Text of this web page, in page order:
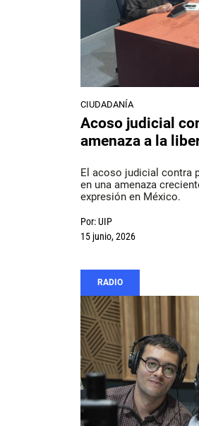
CIUDADANÍA
Acoso judicial
amenaza a la
El acoso judicial contra
en una amenaza
expresión en México.
Por:UIP
15 junio, 2026
RADIO